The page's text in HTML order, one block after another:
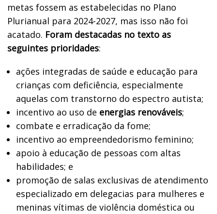
metas fossem as estabelecidas no Plano
Plurianual para 2024-2027, mas isso não foi
acatado. Foram destacadas no texto as
seguintes prioridades:
ações integradas de saúde e educação para
crianças com deficiência, especialmente
aquelas com transtorno do espectro autista;
incentivo ao uso de energias renováveis;
combate e erradicação da fome;
incentivo ao empreendedorismo feminino;
apoio à educação de pessoas com altas
habilidades; e
promoção de salas exclusivas de atendimento
especializado em delegacias para mulheres e
meninas vítimas de violência doméstica ou